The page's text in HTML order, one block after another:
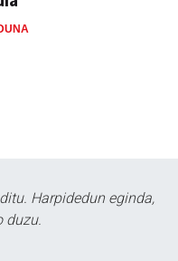
Harpidedun eginda,
duzu.